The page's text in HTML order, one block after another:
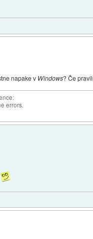
napake v Windows? Če
errors.